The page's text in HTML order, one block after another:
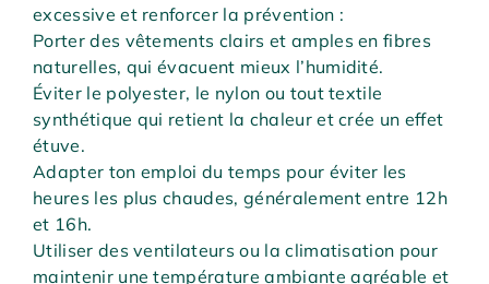
excessive et renforcer la prévention :
Porter des vêtements clairs et amples en fibres
naturelles, qui évacuent mieux l’humidité.
Éviter le polyester, le nylon ou tout textile
synthétique qui retient la chaleur et crée un effet
étuve.
Adapter ton emploi du temps pour éviter les
heures les plus chaudes, généralement entre 12h
et 16h.
Utiliser des ventilateurs ou la climatisation pour
maintenir une température ambiante agréable et